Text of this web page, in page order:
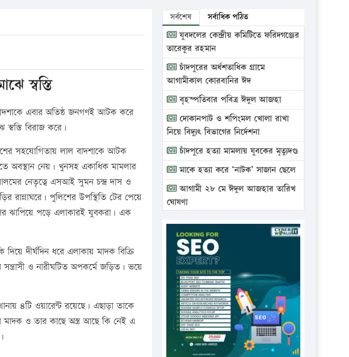
স্বস্তি
বাদশাকে এবার অতিষ্ঠ জনগণই আটক করে
বিরাজ করে।
সহযোগিতায় লাল বাদশাকে আটক
অবস্থান নেয়। খুনসহ একাধিক মামলার
নেতৃত্বে এসআই সুমন চন্দ্র দাস ও
রান্নাঘরে। পুলিশের উপস্থিতি টের পেয়ে
ঝাপিয়ে পড়ে এলাকারই যুবকরা। এক
দীর্ঘদিন ধরে এলাকায় মাদক বিক্রি
সন্ত্রাসী ও নারীঘটিত অপকর্মে জড়িত। ভয়ে
৪টি ওয়ারেন্ট রয়েছে। এছাড়া তাকে
ও তার কাছে অস্ত্র আছে কি নেই এ
সর্বশেষ সর্বাধিক পঠিত
যুবদলের কেন্দ্রীয় কমিটিতে ফরিদগঞ্জের
তারেকুর রহমান
চাঁদপুরের অর্ধশতাধিক গ্রামে
আগামীকাল কোরবানির ঈদ
বৃহস্পতিবার পবিত্র ঈদুল আজহা
দোকানপাট ও শপিংমল খোলা রাখা
নিয়ে বিদ্যুৎ বিভাগের নির্দেশনা
চাঁদপুরে হত্যা মামলায় যুবকের মৃত্যুদণ্ড
মাকে হত্যা করে ‘নাটক’ সাজান ছেলে
আগামী ২৮ মে ঈদুল আজহার তারিখ
ঘোষণা
ভ্রাম্যমাণ আদালতে দুইটি প্রতিষ্ঠানকে
প্রতিষ্ঠানকে ৪০হাজার টাকা জরিমানা।
এবার লঞ্চের ভাড়া বাড়ল
১৭ থেকে ২১ শতাংশ বিদ্যুতের দাম
বাড়ানোর প্রস্তাব পিডিবির
১৬ মে চাঁদপুর ও ২৫ মে ফেনী সফরে
যাবেন প্রধানমন্ত্রী
উচ্চশিক্ষায় গৌরবময় অর্জন: পূর্ণ
স্কলারশিপে যুক্তরাষ্ট্রে পিএইচডি করছেন